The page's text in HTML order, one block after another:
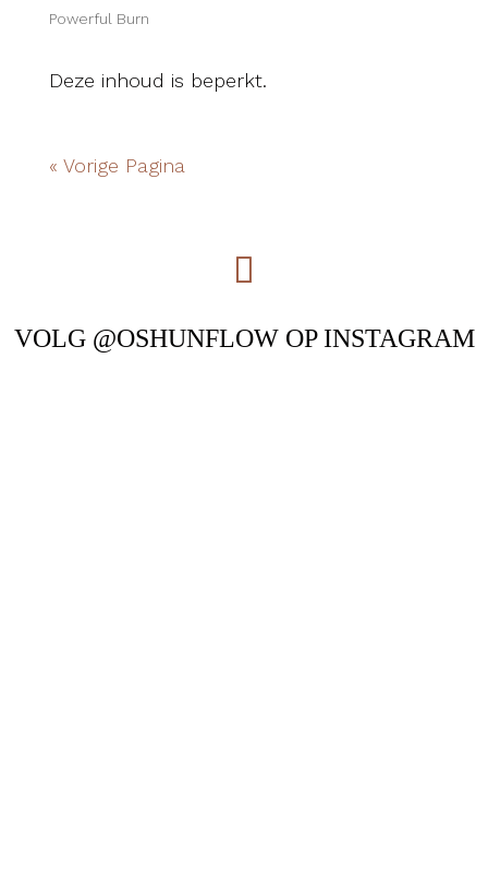
Powerful Burn
Deze inhoud is beperkt.
« Vorige Pagina
VOLG @OSHUNFLOW OP INSTAGRAM